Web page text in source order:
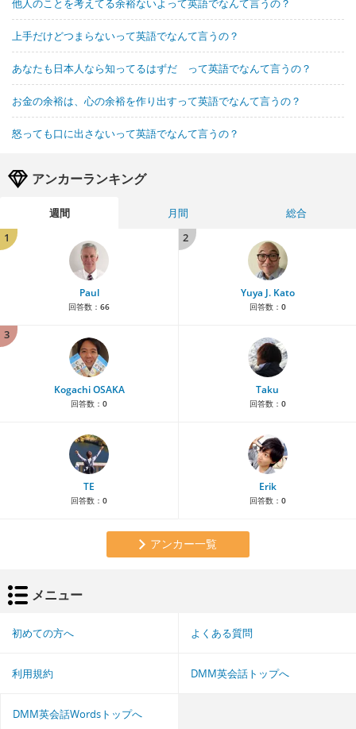
他人のことを考えてる余裕ないよって英語でなんて言うの？
上手だけどつまらないって英語でなんて言うの？
あなたも日本人なら知ってるはずだ って英語でなんて言うの？
お金の余裕は、心の余裕を作り出すって英語でなんて言うの？
怒っても口に出さないって英語でなんて言うの？
アンカーランキング
週間 月間
総合
1
Paul
回答数： 66
2
Yuya J. Kato
回答数： 0
3
Kogachi OSAKA
回答数： 0
Taku
回答数： 0
TE
回答数： 0
Erik
回答数： 0
アンカー一覧
メニュー
初めての方へ よくある質問
利用規約 DMM英会話トップへ
DMM英会話Wordsトップへ